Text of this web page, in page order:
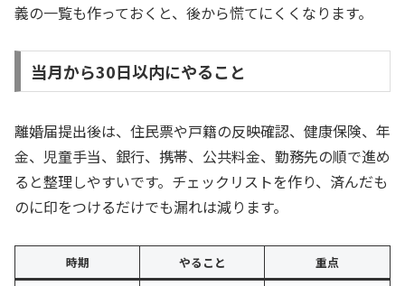
義の一覧も作っておくと、後から慌てにくくなります。
当月から30日以内にやること
離婚届提出後は、住民票や戸籍の反映確認、健康保険、年
金、児童手当、銀行、携帯、公共料金、勤務先の順で進め
ると整理しやすいです。チェックリストを作り、済んだも
のに印をつけるだけでも漏れは減ります。
時期 やること 重点